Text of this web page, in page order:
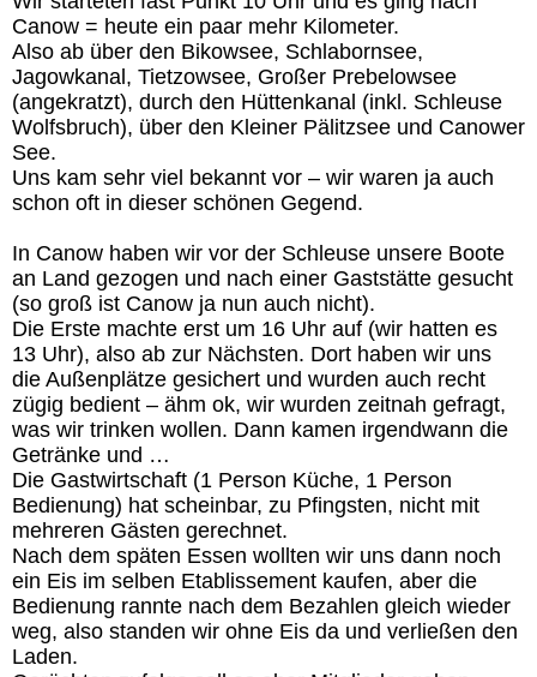
Canow = heute ein paar mehr Kilometer.
Also ab über den Bikowsee, Schlabornsee,
Jagowkanal, Tietzowsee, Großer Prebelowsee
(angekratzt), durch den Hüttenkanal (inkl. Schleuse
Wolfsbruch), über den Kleiner Pälitzsee und Canower
See.
Uns kam sehr viel bekannt vor – wir waren ja auch
schon oft in dieser schönen Gegend.
In Canow haben wir vor der Schleuse unsere Boote
an Land gezogen und nach einer Gaststätte gesucht
(so groß ist Canow ja nun auch nicht).
Die Erste machte erst um 16 Uhr auf (wir hatten es
13 Uhr), also ab zur Nächsten. Dort haben wir uns
die Außenplätze gesichert und wurden auch recht
zügig bedient – ähm ok, wir wurden zeitnah gefragt,
was wir trinken wollen. Dann kamen irgendwann die
Getränke und …
Die Gastwirtschaft (1 Person Küche, 1 Person
Bedienung) hat scheinbar, zu Pfingsten, nicht mit
mehreren Gästen gerechnet.
Nach dem späten Essen wollten wir uns dann noch
ein Eis im selben Etablissement kaufen, aber die
Bedienung rannte nach dem Bezahlen gleich wieder
weg, also standen wir ohne Eis da und verließen den
Laden.